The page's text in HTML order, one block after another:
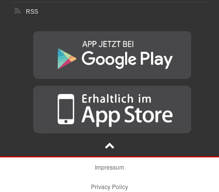
RSS
Impressum
Privacy Policy